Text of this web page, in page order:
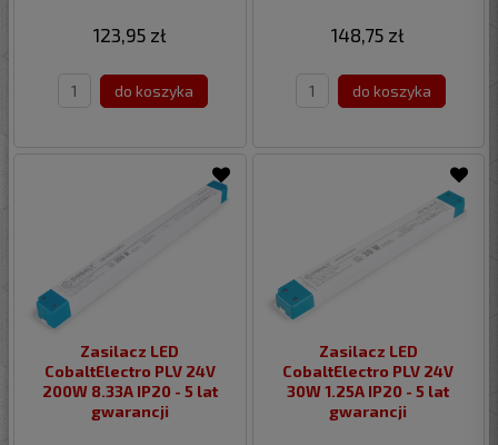
123,95 zł
do koszyka
148,75 zł
do koszyka
Zasilacz LED
CobaltElectro PLV 24V
200W 8.33A IP20 - 5 lat
gwarancji
Zasilacz LED
CobaltElectro PLV 24V
30W 1.25A IP20 - 5 lat
gwarancji